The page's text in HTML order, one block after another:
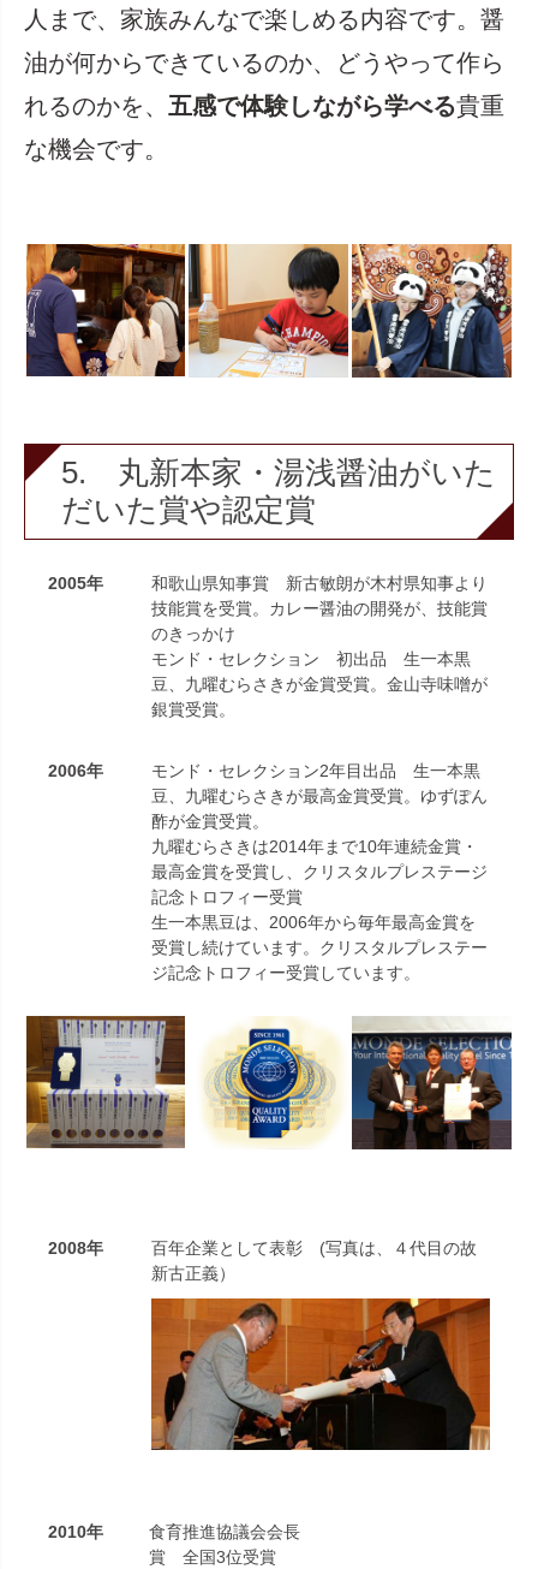
人まで、家族みんなで楽しめる内容です。醤
油が何からできているのか、どうやって作ら
れるのかを、 五感で体験しながら学べる貴重
な機会です。
5. 丸新本家・湯浅醤油がいた
だいた賞や認定賞
2005年
和歌山県知事賞 新古敏朗が木村県知事より
技能賞を受賞。カレー醤油の開発が、技能賞
のきっかけ
モンド・セレクション 初出品 生一本黒
豆、九曜むらさきが金賞受賞。金山寺味噌が
銀賞受賞。
2006年
モンド・セレクション2年目出品 生一本黒
豆、九曜むらさきが最高金賞受賞。ゆずぽん
酢が金賞受賞。
九曜むらさきは2014年まで10年連続金賞・
最高金賞を受賞し、クリスタルプレステージ
記念トロフィー受賞
生一本黒豆は、2006年から毎年最高金賞を
受賞し続けています。クリスタルプレステー
ジ記念トロフィー受賞しています。
2008年
百年企業として表彰 (写真は、４代目の故
新古正義）
2010年
食育推進協議会会長
賞 全国3位受賞